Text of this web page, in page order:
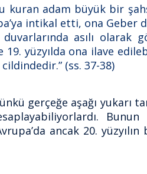
kuran adam büyük bir
intikal etti, ona Geber
asılı olarak
yüzyılda ona ilave
(ss. 37-38)
gerçeğe aşağı yukarı
ancak 20. yüzyılın